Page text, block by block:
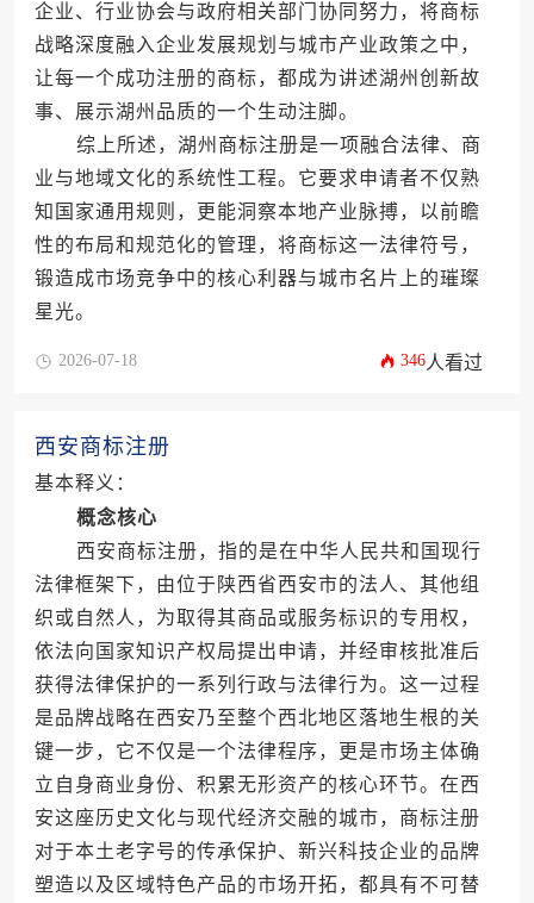
企业、行业协会与政府相关部门协同努力，将商标
战略深度融入企业发展规划与城市产业政策之中，
让每一个成功注册的商标，都成为讲述湖州创新故
事、展示湖州品质的一个生动注脚。
综上所述，湖州商标注册是一项融合法律、商
业与地域文化的系统性工程。它要求申请者不仅熟
知国家通用规则，更能洞察本地产业脉搏，以前瞻
性的布局和规范化的管理，将商标这一法律符号，
锻造成市场竞争中的核心利器与城市名片上的璀璨
星光。
2026-07-18 346人看过
西安商标注册
基本释义：
概念核心
西安商标注册，指的是在中华人民共和国现行
法律框架下，由位于陕西省西安市的法人、其他组
织或自然人，为取得其商品或服务标识的专用权，
依法向国家知识产权局提出申请，并经审核批准后
获得法律保护的一系列行政与法律行为。这一过程
是品牌战略在西安乃至整个西北地区落地生根的关
键一步，它不仅是一个法律程序，更是市场主体确
立自身商业身份、积累无形资产的核心环节。在西
安这座历史文化与现代经济交融的城市，商标注册
对于本土老字号的传承保护、新兴科技企业的品牌
塑造以及区域特色产品的市场开拓，都具有不可替